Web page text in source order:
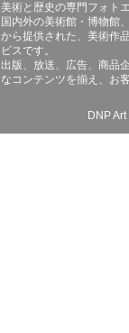
美術と歴史の専門フォト
国内外の美術館・博物館
から提供された、美術作
ビスです。
出版、放送、広告、商品
なコンテンツを揃え、お
DNP